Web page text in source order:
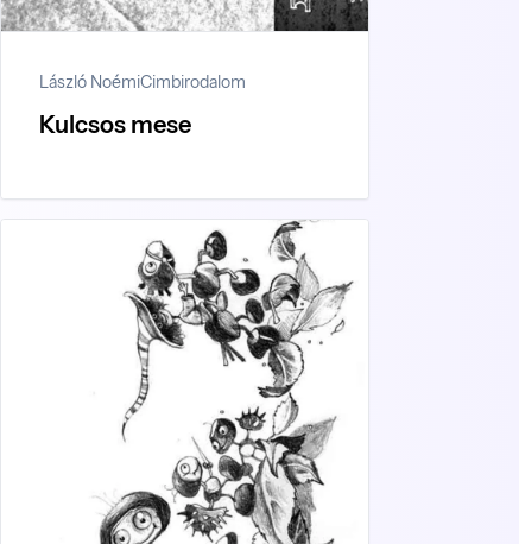
László NoémiCimbirodalom
Kulcsos mese